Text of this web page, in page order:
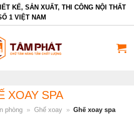
KẾ, SẢN XUẤT, THI CÔNG NỘI THẤT
1 VIỆT NAM
XOAY SPA
phòng » Ghế xoay » Ghế xoay spa